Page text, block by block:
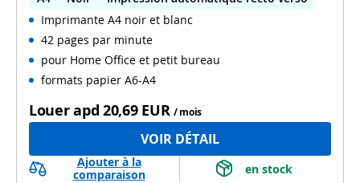
WiFi
Imprimante A4 noir et blanc
42 pages par minute
pour Home Office et petit bureau
formats papier A6-A4
Louer apd 20,69 EUR / mois
VOIR DÉTAIL
Ajouter à la
comparaison
en stock